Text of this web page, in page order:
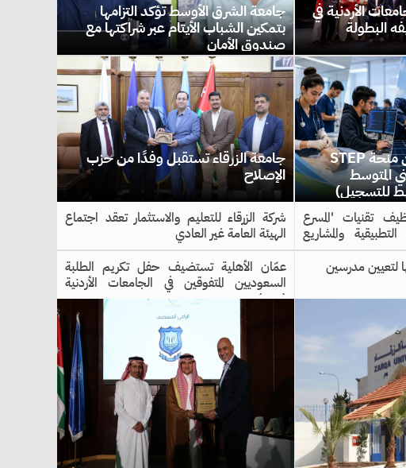
الأردنية في
البطولة
التعليم العالي تعلن عن منحة STEP
المتوسط
للتسجيل)
جامعة الشرق الأوسط تؤكد التزامها
بتمكين الشباب الأيتام عبر شراكتها مع
صندوق الأمان
جامعة الزرقاء تستقبل وفدًا من حزب
الإصلاح
تقنيات 'المسرع
والمشاريع
شركة الزرقاء للتعليم والاستثمار تعقد اجتماع
الهيئة العامة غير العادي
لتعيين مدرسين
عمّان الأهلية تستضيف حفل تكريم الطلبة
السعوديين المتفوقين في الجامعات الأردنية
(صور)